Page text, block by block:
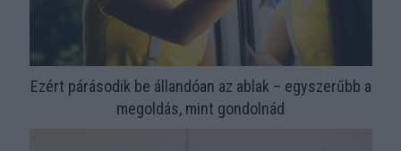
Ezért párásodik be állandóan az ablak – egyszerűbb a
megoldás, mint gondolnád